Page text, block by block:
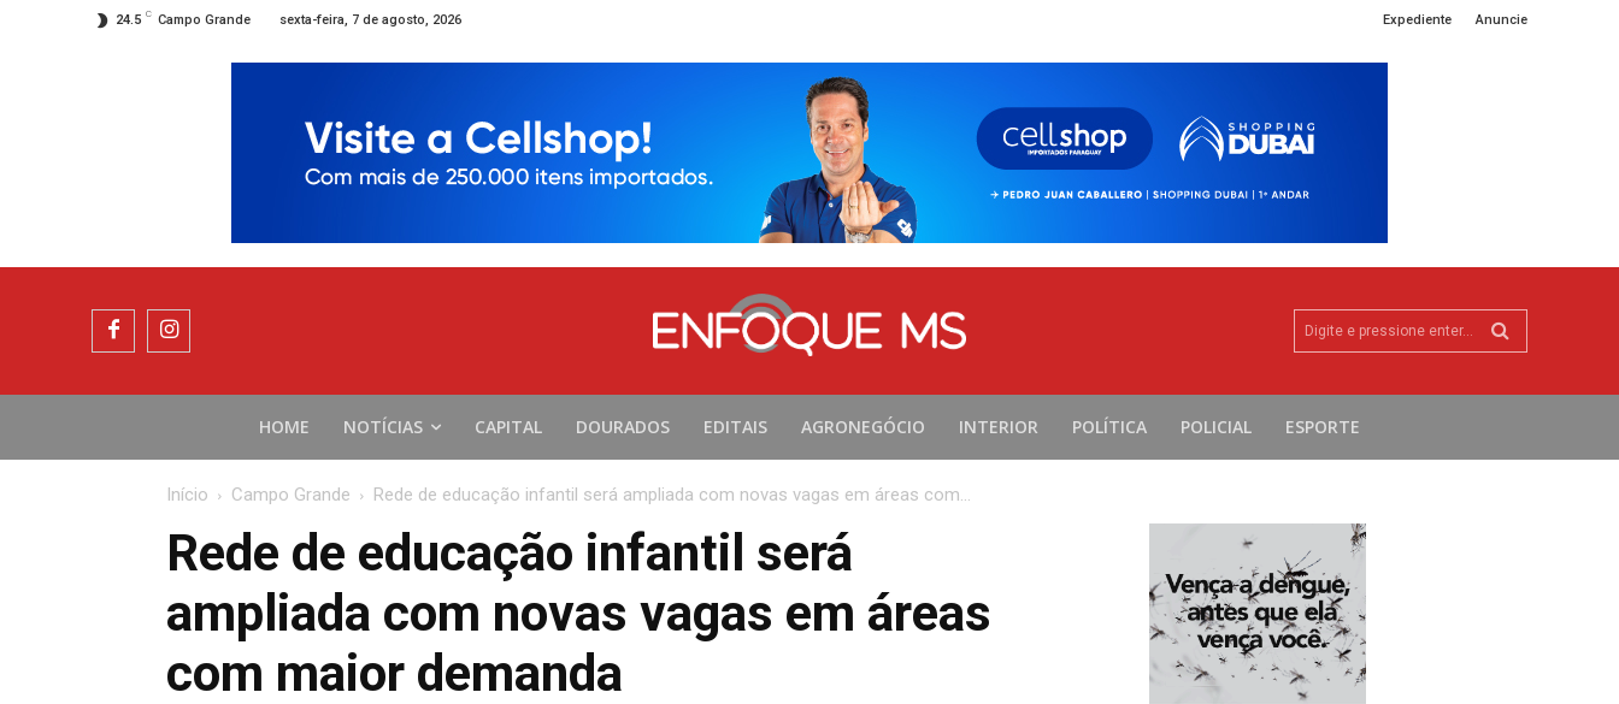
24.5 C Campo Grande sexta-feira, 7 de agosto, 2026 Expediente Anuncie
Digite e pressione enter...
HOME NOTÍCIAS CAPITAL DOURADOS EDITAIS AGRONEGÓCIO INTERIOR POLÍTICA POLICIAL ESPORTE
Início Campo Grande Rede de educação infantil será ampliada com novas vagas em áreas com...
Rede de educação infantil será
ampliada com novas vagas em áreas
com maior demanda